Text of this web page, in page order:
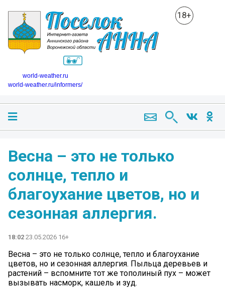
18+
world-weather.ru
world-weather.ru/informers/
Весна – это не только
солнце, тепло и
благоухание цветов, но и
сезонная аллергия.
18:02 23.05.2026 16+
Весна – это не только солнце, тепло и благоухание
цветов, но и сезонная аллергия. Пыльца деревьев и
растений – вспомните тот же тополиный пух – может
вызывать насморк, кашель и зуд.